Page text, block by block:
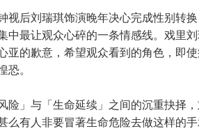
视后刘瑞琪饰演晚年决心完成性别转
中最让观众心碎的一条情感线。戏里
亚的歉意，希望观众看到的角色，即
。
险」与「生命延续」之间的沉重抉择
么有人非要冒著生命危险去做这样的